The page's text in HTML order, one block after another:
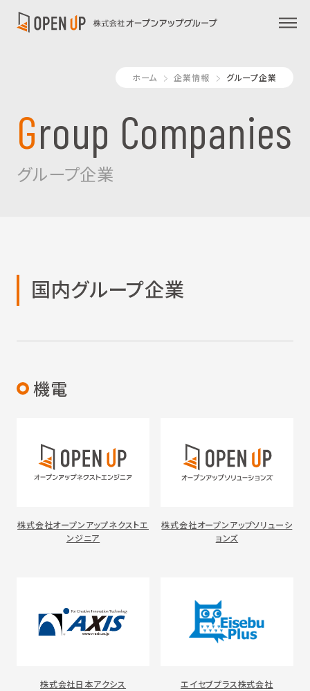
ホーム 企業情報 グループ企業
Group Companies
グループ企業
国内グループ企業
機電
株式会社オープンアップネクストエ
ンジニア
株式会社オープンアップソリューシ
ョンズ
株式会社日本アクシス エイセブプラス株式会社